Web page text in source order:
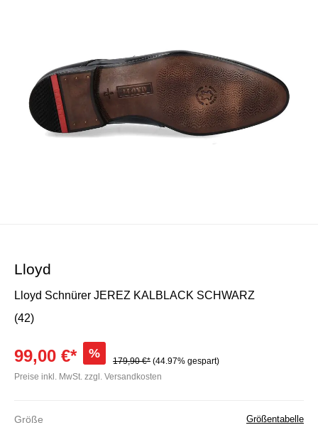
Lloyd
Lloyd Schnürer JEREZ KALBLACK SCHWARZ
(42)
99,00 €* %
179,90 €* (44.97% gespart)
Preise inkl. MwSt. zzgl. Versandkosten
Größe Größentabelle